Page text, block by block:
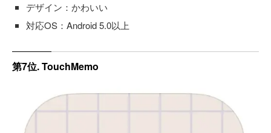
デザイン：かわいい
対応OS：Android 5.0以上
第7位. TouchMemo